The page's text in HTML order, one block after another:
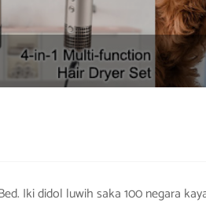
Iki didol luwih saka 100 negara